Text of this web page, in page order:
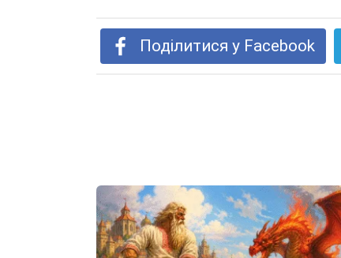
Поділитися у Facebook